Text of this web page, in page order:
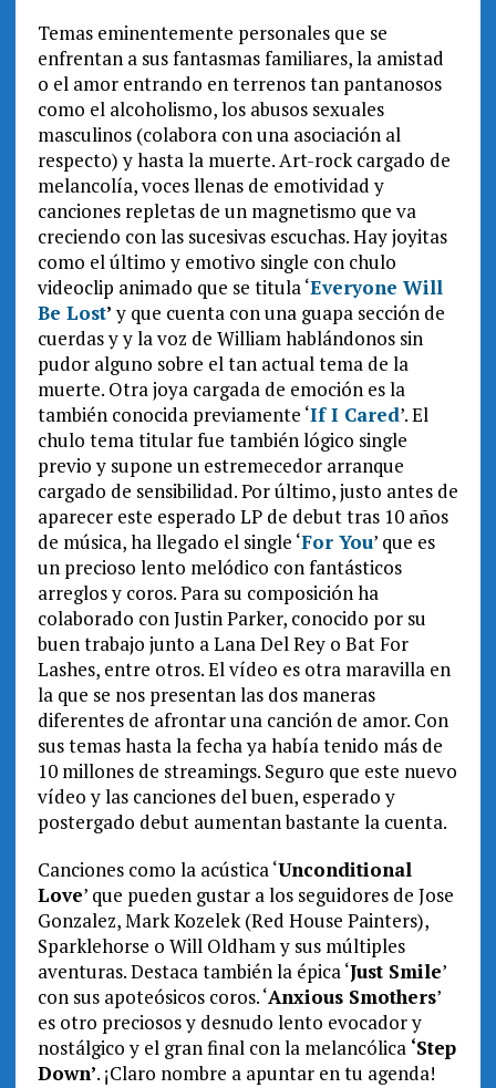
Temas eminentemente personales que se
enfrentan a sus fantasmas familiares, la amistad
o el amor entrando en terrenos tan pantanosos
como el alcoholismo, los abusos sexuales
masculinos (colabora con una asociación al
respecto) y hasta la muerte. Art-rock cargado de
melancolía, voces llenas de emotividad y
canciones repletas de un magnetismo que va
creciendo con las sucesivas escuchas. Hay joyitas
como el último y emotivo single con chulo
videoclip animado que se titula ‘Everyone Will
Be Lost’y que cuenta con una guapa sección de
cuerdas y y la voz de William hablándonos sin
pudor alguno sobre el tan actual tema de la
muerte. Otra joya cargada de emoción es la
también conocida previamente ‘If I Cared’. El
chulo tema titular fue también lógico single
previo y supone un estremecedor arranque
cargado de sensibilidad. Por último, justo antes de
aparecer este esperado LP de debut tras 10 años
de música, ha llegado el single ‘For You’ que es
un precioso lento melódico con fantásticos
arreglos y coros. Para su composición ha
colaborado con Justin Parker, conocido por su
buen trabajo junto a Lana Del Rey o Bat For
Lashes, entre otros. El vídeo es otra maravilla en
la que se nos presentan las dos maneras
diferentes de afrontar una canción de amor. Con
sus temas hasta la fecha ya había tenido más de
10 millones de streamings. Seguro que este nuevo
vídeo y las canciones del buen, esperado y
postergado debut aumentan bastante la cuenta.
Canciones como la acústica ‘Unconditional
Love’ que pueden gustar a los seguidores de Jose
Gonzalez, Mark Kozelek (Red House Painters),
Sparklehorse o Will Oldham y sus múltiples
aventuras. Destaca también la épica ‘Just Smile’
con sus apoteósicos coros. ‘Anxious Smothers’
es otro preciosos y desnudo lento evocador y
nostálgico y el gran final con la melancólica ‘Step
Down’. ¡Claro nombre a apuntar en tu agenda!